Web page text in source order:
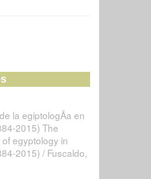
la egiptologÃ­a en
2015) The
egyptology in
2015) / Fuscaldo,